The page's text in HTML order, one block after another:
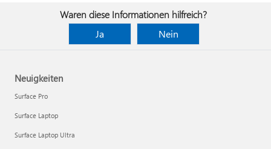
Waren diese Informationen hilfreich?
Ja
Nein
Neuigkeiten
Surface Pro
Surface Laptop
Surface Laptop Ultra